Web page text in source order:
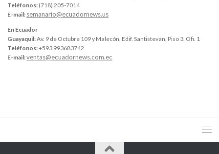
Teléfonos: (718) 205-7014
E-mail: semanario@ecuadornews.us
En Ecuador
Guayaquil:Av. 9 de Octubre 109 y Malecón, Edif. Santistevan, Piso 3, Ofi. 1
Teléfonos:+593 993683742
E-mail:ventas@ecuadornews.com.ec